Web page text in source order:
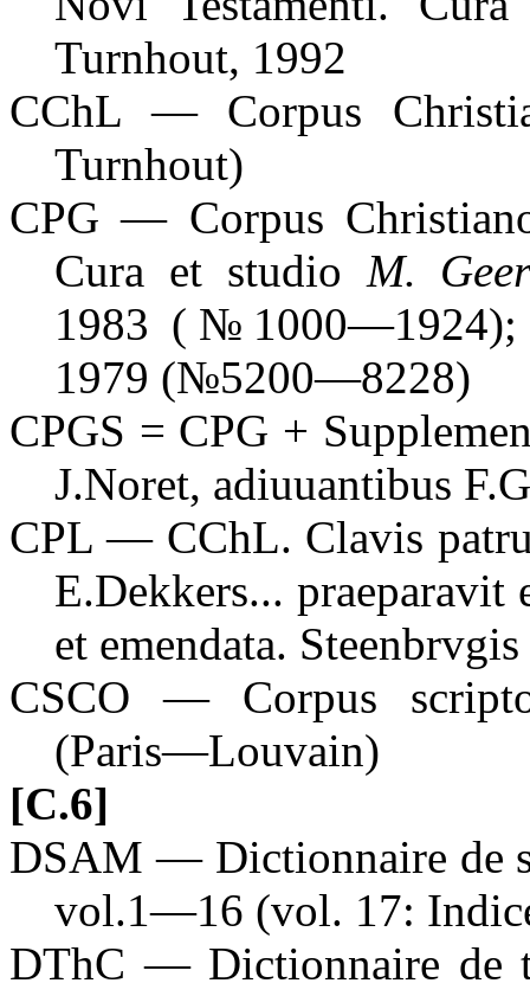
Turnhout, 1992
CChL — Corpus
Turnhout)
CPG — Corpus
Cura et studio M.
1983
1979 (№5200—8228)
CPGS = CPG +
J.Noret, adiuuantibus
CPL — CChL. Clavis
E.Dekkers...
et emendata.
CSCO — Corpus
(Paris—Louvain)
[C.6]
DSAM — Dictionnaire de
vol.1—16 (vol. 17:
DThC — Dictionnaire de